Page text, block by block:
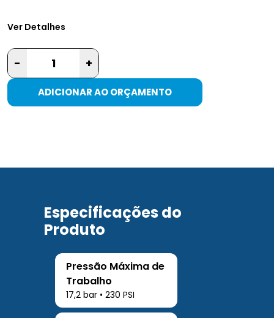
Ver Detalhes
- +
ADICIONAR AO ORÇAMENTO
Especificações do
Produto
Pressão Máxima de
Trabalho
17,2 bar • 230 PSI